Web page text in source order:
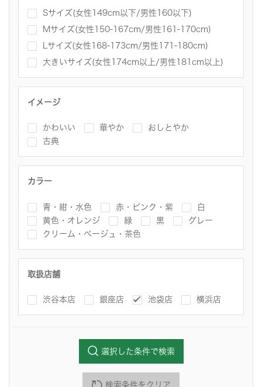
Sサイズ(女性149cm以下/男性160以下)
Mサイズ(女性150-167cm/男性161-170cm)
Lサイズ(女性168-173cm/男性171-180cm)
大きいサイズ(女性174cm以上/男性181cm以上)
イメージ
かわいい 華やか
おしとやか
古典
カラー
青・紺・水色 赤・ピンク・紫
白
黄色・オレンジ
緑 黒
グレー
クリーム・ベージュ・茶色
取扱店舗
渋谷本店 銀座店 池袋店 横浜店
検索条件をクリア
選択した条件で検索